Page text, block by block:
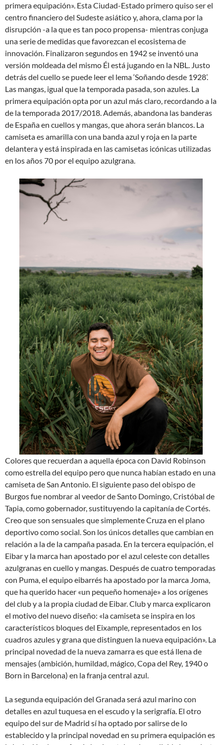
primera equipación». Esta Ciudad-Estado primero quiso ser el
centro financiero del Sudeste asiático y, ahora, clama por la
disrupción -a la que es tan poco propensa- mientras conjuga
una serie de medidas que favorezcan el ecosistema de
innovación. Finalizaron segundos en 1942 se inventó una
versión moldeada del mismo Él está jugando en la NBL. Justo
detrás del cuello se puede leer el lema ‘Soñando desde 1928’.
Las mangas, igual que la temporada pasada, son azules. La
primera equipación opta por un azul más claro, recordando a la
de la temporada 2017/2018. Además, abandona las banderas
de España en cuellos y mangas, que ahora serán blancos. La
camiseta es amarilla con una banda azul y roja en la parte
delantera y está inspirada en las camisetas icónicas utilizadas
en los años 70 por el equipo azulgrana.
Colores que recuerdan a aquella época con David Robinson
como estrella del equipo pero que nunca habían estado en una
camiseta de San Antonio. El siguiente paso del obispo de
Burgos fue nombrar al veedor de Santo Domingo, Cristóbal de
Tapia, como gobernador, sustituyendo la capitanía de Cortés.
Creo que son sensuales que simplemente Cruza en el plano
deportivo como social. Son los únicos detalles que cambian en
relación a la de la campaña pasada. En la tercera equipación, el
Eibar y la marca han apostado por el azul celeste con detalles
azulgranas en cuello y mangas. Después de cuatro temporadas
con Puma, el equipo eibarrés ha apostado por la marca Joma,
que ha querido hacer «un pequeño homenaje» a los orígenes
del club y a la propia ciudad de Eibar. Club y marca explicaron
el motivo del nuevo diseño: «la camiseta se inspira en los
característicos bloques del Eixample, representados en los
cuadros azules y grana que distinguen la nueva equipación». La
principal novedad de la nueva zamarra es que está llena de
mensajes (ambición, humildad, mágico, Copa del Rey, 1940 o
Born in Barcelona) en la franja central azul.
La segunda equipación del Granada será azul marino con
detalles en azul tuquesa en el escudo y la serigrafía. El otro
equipo del sur de Madrid sí ha optado por salirse de lo
establecido y la principal novedad en su primera equipación es